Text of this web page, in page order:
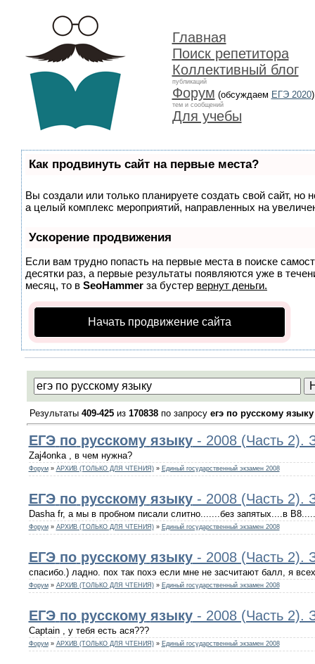
Главная
Поиск репетитора
Коллективный блог
публикаций
Форум (обсуждаем ЕГЭ 2020)
тем и сообщений
Для учебы
Как продвинуть сайт на первые места?
Вы создали или только планируете создать свой сайт, но
а целый комплекс мероприятий, направленных на
Ускорение продвижения
Если вам трудно попасть на первые места в поиске
десятки раз, а первые результаты появляются уже в
месяц, то в SeoHammer за бустер вернут деньги.
Начать продвижение сайта
Результаты 409-425из 170838по запросу егэ по русскому языку
ЕГЭ по русскому языку- 2008 (Часть 2).
Zaj4onka , в чем нужна?
Форум » АРХИВ (ТОЛЬКО ДЛЯ ЧТЕНИЯ) » Единый государственный экзамен 2008
ЕГЭ по русскому языку- 2008 (Часть 2).
Dasha fr, а мы в пробном писали слитно.......без запятых....в
Форум » АРХИВ (ТОЛЬКО ДЛЯ ЧТЕНИЯ) » Единый государственный экзамен 2008
ЕГЭ по русскому языку- 2008 (Часть 2).
спасибо.) ладно. пох так похэ если мне не засчитают балл, я
Форум » АРХИВ (ТОЛЬКО ДЛЯ ЧТЕНИЯ) » Единый государственный экзамен 2008
ЕГЭ по русскому языку- 2008 (Часть 2).
Captain , у тебя есть ася???
Форум » АРХИВ (ТОЛЬКО ДЛЯ ЧТЕНИЯ) » Единый государственный экзамен 2008